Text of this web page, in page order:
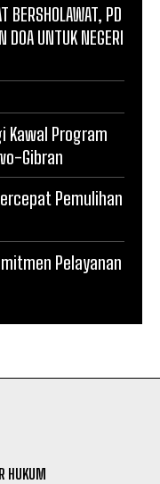
BERSHOLAWAT, PD
UNTUK NEGERI
Kawal Program
Gibran
Pemulihan
Pelayanan
HUKUM